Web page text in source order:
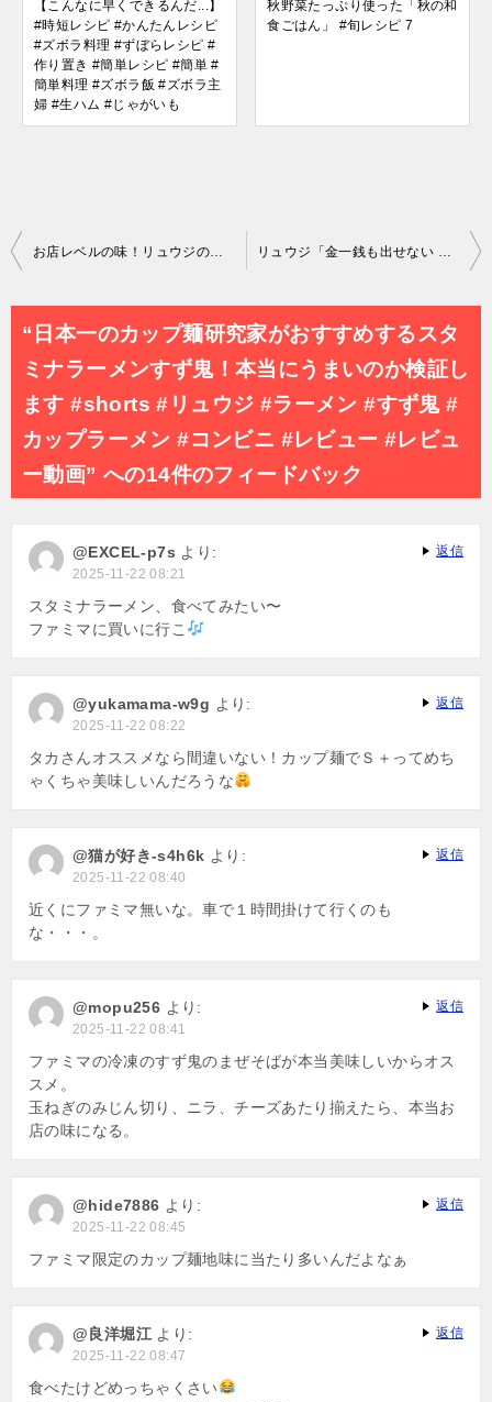
【こんなに早くできるんだ...】
#時短レシピ #かんたんレシピ
#ズボラ料理 #ずぼらレシピ #
作り置き #簡単レシピ #簡単 #
簡単料理 #ズボラ飯 #ズボラ主
婦 #生ハム #じゃがいも
秋野菜たっぷり使った「秋の和
食ごはん」 #旬レシピ 7
投
ョ
“日本一のカップ麺研究家がおすすめするスタ
ミナラーメンすず鬼！本当にうまいのか検証し
ます #shorts #リュウジ #ラーメン #すず鬼 #
カップラーメン #コンビニ #レビュー #レビュ
ー動画” への14件のフィードバック
@EXCEL-p7s より:
2025-11-22 08:21
スタミナラーメン、食べてみたい〜
ファミマに買いに行こ
返信
@yukamama-w9g より:
2025-11-22 08:22
タカさんオススメなら間違いない！カップ麺でＳ＋ってめち
ゃくちゃ美味しいんだろうな
返信
@猫が好き-s4h6k より:
2025-11-22 08:40
近くにファミマ無いな。車で１時間掛けて行くのも
な・・・。
返信
@mopu256 より:
2025-11-22 08:41
ファミマの冷凍のすず鬼のまぜそばが本当美味しいからオス
スメ。
玉ねぎのみじん切り、ニラ、チーズあたり揃えたら、本当お
店の味になる。
返信
@hide7886 より:
2025-11-22 08:45
ファミマ限定のカップ麺地味に当たり多いんだよなぁ
返信
@良洋堀江 より:
2025-11-22 08:47
食べたけどめっちゃくさい
返信